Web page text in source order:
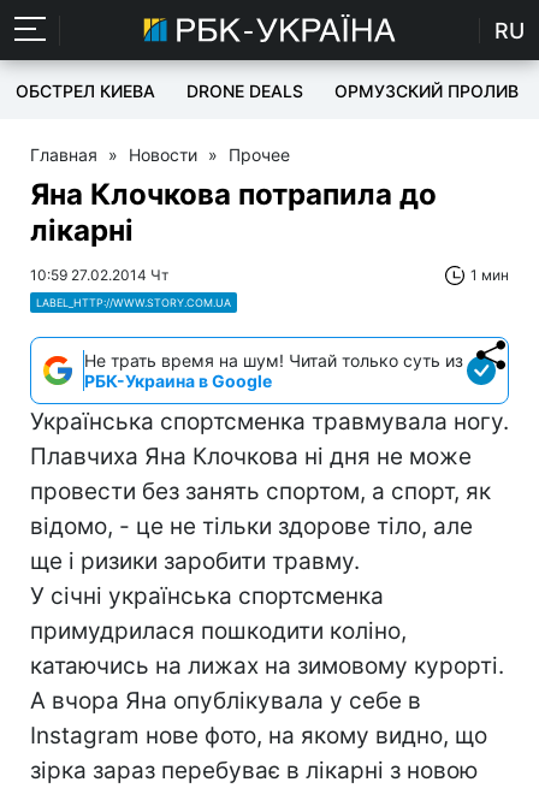
RU
ОБСТРЕЛ КИЕВА DRONE DEALS ОРМУЗСКИЙ ПРОЛИВ
Главная » Новости » Прочее
Яна Клочкова потрапила до
лікарні
10:59 27.02.2014 Чт 1 мин
LABEL_HTTP://WWW.STORY.COM.UA
Не трать время на шум! Читай только суть из
РБК-Украина в Google
Українська спортсменка травмувала ногу.
Плавчиха Яна Клочкова ні дня не може
провести без занять спортом, а спорт, як
відомо, - це не тільки здорове тіло, але
ще і ризики заробити травму.
У січні українська спортсменка
примудрилася пошкодити коліно,
катаючись на лижах на зимовому курорті.
А вчора Яна опублікувала у себе в
Instagram нове фото, на якому видно, що
зірка зараз перебуває в лікарні з новою